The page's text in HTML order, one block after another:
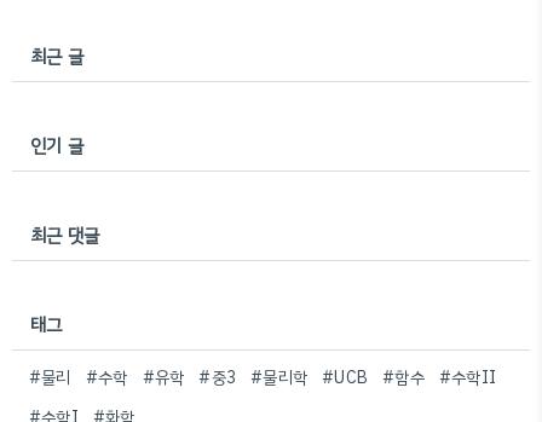
최근 글
인기 글
최근 댓글
태그
#물리 #수학 #유학 #중3 #물리학 #UCB #함수 #수학II